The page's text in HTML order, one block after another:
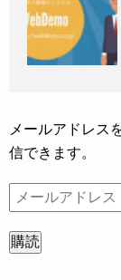
メールアドレス
信できます。
メ
ル